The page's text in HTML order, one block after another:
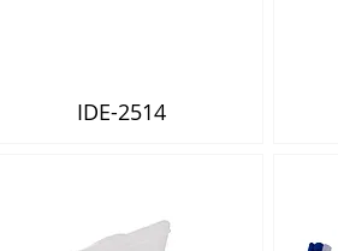
Vista rápida
IDE-2514